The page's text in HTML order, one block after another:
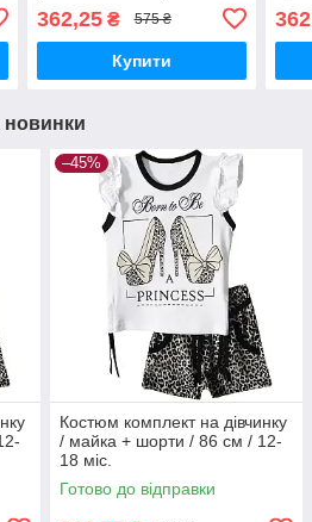
362,25₴ 575 ₴
Купити
новинки
–45%
Костюм комплект на дівчинку
/ майка + шорти / 86 см / 12-
18 міс.
Готово до відправки